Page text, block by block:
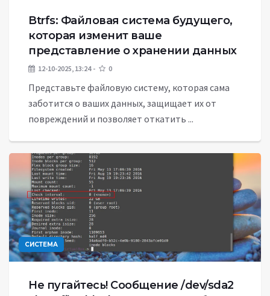
Btrfs: Файловая система будущего,
которая изменит ваше
представление о хранении данных
12-10-2025, 13:24 0
Представьте файловую систему, которая сама
заботится о ваших данных, защищает их от
повреждений и позволяет откатить ...
СИСТЕМА
Не пугайтесь! Сообщение /dev/sda2